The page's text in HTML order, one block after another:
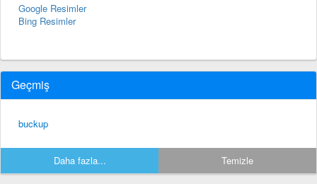
Google Resimler
Bing Resimler
Geçmiş
buckup
Daha fazla... Temizle